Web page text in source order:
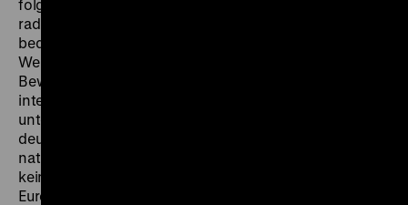
folgt
radikalen historischen Bruchs, als welcher die
bedingungslose Kapitulation der deutschen
Wehrmacht am 8. Mai 1945 im öffentlichen
Bewusstsein nach wie vor präsent ist. Vielmehr
interessiert sie sich für einen Zusammenhang
unterschiedlicher Konflikte, der mit der Niederlage der
deutschen Wehrmacht und dem Ende des
nationalsozialistischen Vernichtungsprogramms
keineswegs gelöst war und der die Geschichte
Europas und der Welt zum Teil bis heute prägt.